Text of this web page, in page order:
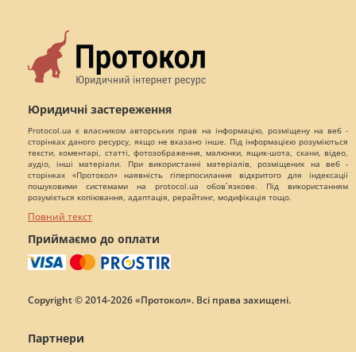
Юридичні застереження
Protocol.ua є власником авторських прав на інформацію, розміщену на веб -
сторінках даного ресурсу, якщо не вказано інше. Під інформацією розуміються
тексти, коментарі, статті, фотозображення, малюнки, ящик-шота, скани, відео,
аудіо, інші матеріали. При використанні матеріалів, розміщених на веб -
сторінках «Протокол» наявність гіперпосилання відкритого для індексації
пошуковими системами на protocol.ua обов`язкове. Під використанням
розуміється копіювання, адаптація, рерайтинг, модифікація тощо.
Повний текст
Приймаємо до оплати
Copyright © 2014-2026 «Протокол». Всі права захищені.
Партнери